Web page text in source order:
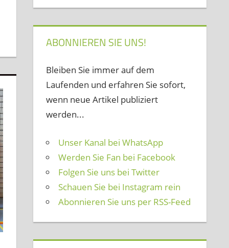
ABONNIEREN SIE UNS!
Bleiben Sie immer auf dem
Laufenden und erfahren Sie sofort,
wenn neue Artikel publiziert
werden...
Unser Kanal bei WhatsApp
Werden Sie Fan bei Facebook
Folgen Sie uns bei Twitter
Schauen Sie bei Instagram rein
Abonnieren Sie uns per RSS-Feed